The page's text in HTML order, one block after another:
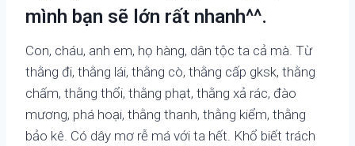
mình bạn sẽ lớn rất nhanh^^.
Con, cháu, anh em, họ hàng, dân tộc ta cả mà. Từ
thằng đi, thằng lái, thằng cò, thằng cấp gksk, thằng
chấm, thằng thổi, thằng phạt, thằng xả rác, đào
mương, phá hoại, thằng thanh, thằng kiểm, thằng
bảo kê. Có dây mơ rễ má với ta hết. Khổ biết trách